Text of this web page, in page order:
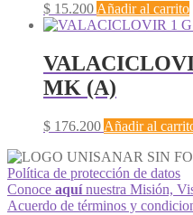
$ 15.200 Añadir al carrito
MK (A)
$ 176.200 Añadir al
Política de protección de datos
Conoce aquínuestra Misión,
Acuerdo de términos y